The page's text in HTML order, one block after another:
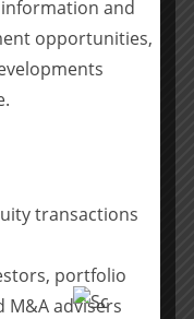
und einem
zählt die NORD
und Asset
Der Fokus
liegt in der
der Übernahme
sowie in der
and
opportunities,
transactions
portfolio
M&A advisers